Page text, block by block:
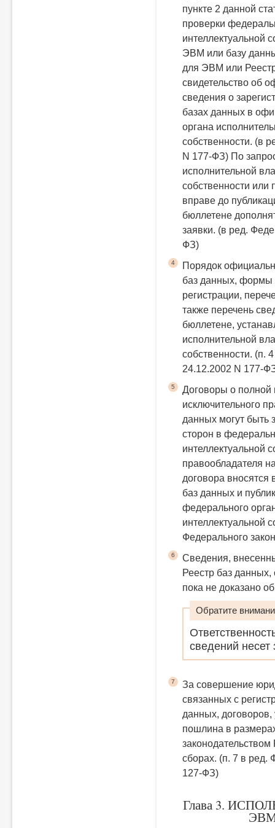
пункте 2 данной
проверки
интеллектуальной
ЭВМ или базу
для ЭВМ или
свидетельство об
сведения о
базах данных в
органа
собственности. (в
N 177-ФЗ) По
исполнительной
собственности или
вправе до
бюллетене
заявки. (в ред.
ФЗ)
Порядок
баз данных, формы
регистрации,
также перечень
бюллетене,
исполнительной
собственности. (п.
24.12.2002 N 177-
4
Договоры о полной
исключительного
данных могут быть
сторон в
интеллектуальной
правообладателя
договора
баз данных и
федерального
интеллектуальной
Федерального
5
Сведения,
Реестр баз
пока не доказано
Обратите
сведений несет
6
За совершение
связанных с
данных, договоров,
пошлина в
сборах. (п. 7 в ред.
127-ФЗ)
7
Глава 3.